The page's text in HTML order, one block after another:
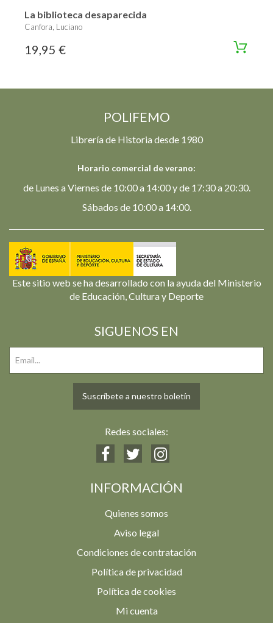
La biblioteca desaparecida
Canfora, Luciano
19,95 €
POLIFEMO
Librería de Historia desde 1980
Horario comercial de verano:
de Lunes a Viernes de 10:00 a 14:00 y de 17:30 a 20:30.
Sábados de 10:00 a 14:00.
Este sitio web se ha desarrollado con la ayuda del Ministerio
de Educación, Cultura y Deporte
SIGUENOS EN
Suscríbete a nuestro boletín
Redes sociales:
INFORMACIÓN
Quienes somos
Aviso legal
Condiciones de contratación
Política de privacidad
Política de cookies
Mi cuenta